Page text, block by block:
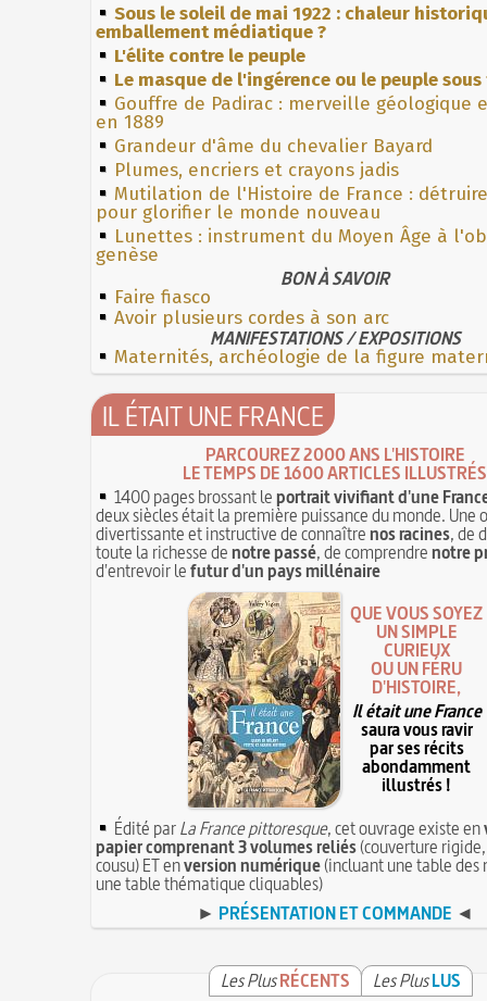
Sous le soleil de mai 1922 : chaleur
emballement médiatique ?
L'élite contre le peuple
Le masque de l'ingérence ou le peuple
Gouffre de Padirac : merveille géologique
en 1889
Grandeur d'âme du chevalier Bayard
Plumes, encriers et crayons jadis
Mutilation de l'Histoire de France :
pour glorifier le monde nouveau
Lunettes : instrument du Moyen Âge à
genèse
BON À SAVOIR
Faire fiasco
Avoir plusieurs cordes à son arc
MANIFESTATIONS / EXPOSITIONS
Maternités, archéologie de la figure
IL ÉTAIT UNE FRANCE
PARCOUREZ 2000 ANS L'HISTOIRE
LE TEMPS DE 1600 ARTICLES ILLUSTRÉS
1400 pages brossant leportrait vivifiant d'une
deux siècles était la première puissance du monde. Une
divertissante et instructive de connaîtrenos racines, de
toute la richesse denotre passé, de comprendrenotre
d'entrevoir lefutur d'un pays millénaire
QUE VOUS SOYEZ
UN SIMPLE
CURIEUX
OU UN FÉRU
D'HISTOIRE,
Il était une France
saura vous ravir
par ses récits
abondamment
illustrés !
Édité parLa France pittoresque, cet ouvrage existe en
papier comprenant 3 volumes reliés(couverture
cousu) ET enversion numérique(incluant une table des
une table thématique cliquables)
► PRÉSENTATION ET COMMANDE ◄
Les PlusRÉCENTS Les PlusLUS